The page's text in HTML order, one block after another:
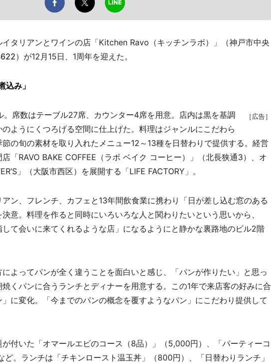
タリアンとワインの店「Kitchen Ravo（キッチンラボ）」（神戸市中央
）が12月15日、1周年を迎えた。
込み」
［広告］
席数はテーブル27席、カウンター4席を用意。店内は黒を基調
ようにくつろげる空間に仕上げた。料理はジャンルにこだわら
の旬の素材を取り入れたメニュー12～13種を日替わりで提供する。経営
「RAVO BAKE COFFEE（ラボ ベイク コーヒー）」（北長狭通3）、オ
」（大阪市西区）を展開する「LIFE FACTORY」。
ン、フレンチ、カフェと13年間飲食業に携わり「日が差し込む窓のある
意。料理を作ると同時にいろいろな人と関わりたいという思いから、
して会いに来てくれるような店」になるようにと静かな裏路地のビル2階
よってパンが全く違うことを面白いと感じ、「パンが作りたい」と思っ
くパンに合うランチとディナーを用意する。この1年で来店客の好みに合
に変化。「今までのパンの概念を覆すようなパン」にこだわり提供して
付いた「オマールエビのコース（8品）」（5,000円）、「パーティーコ
。ランチは「チキンロースト温玉丼」（800円）、「日替わりランチ」